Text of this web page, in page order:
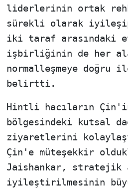
liderlerinin ortak
sürekli olarak
iki taraf arasındaki
işbirliğinin de her
normalleşmeye doğru
belirtti.
Hintli hacıların
bölgesindeki kutsal
ziyaretlerini
Çin'e müteşekkir
Jaishankar, stratejik
iyileştirilmesinin